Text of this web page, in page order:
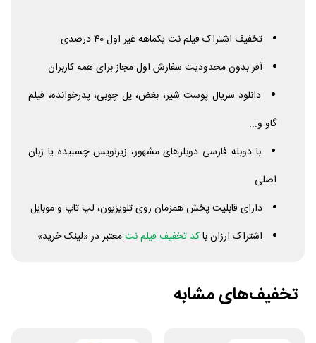
تخفیف اشتراک فیلم نت یکماهه غیر اول 40 درصدی
آفر بدون محدودیت سفارش اول مجاز برای همه کاربران
دانلود سریال پوست شیر، بغض، پل چوبی، پدرخوانده، فیلم
گاو و...
با دوبله فارسی دوبلرهای مشهور، زیرنویس چسبیده یا زبان
اصلی
دارای قابلیت پخش همزمان روی تلویزیون، لپ تاپ و موبایل
اشتراک ارزان باکد تخفیف فیلم نتمعتبر در «لینک خرید»
تخفیف‌های مشابه